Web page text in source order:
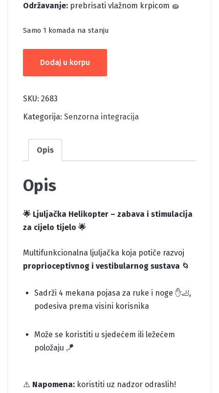
Održavanje: prebrisati vlažnom krpicom 🧽
Samo 1 komada na stanju
LJULJAČKA
Dodaj u korpu
SKU: 2683
Kategorija: Senzorna integracija
Opis
Opis
🌟 Ljuljačka Helikopter – zabava i stimulacija
za cijelo tijelo 🌟
Multifunkcionalna ljuljačka koja potiče razvoj
proprioceptivnog i vestibularnog sustava 🌀
Sadrži 4 mekana pojasa za ruke i noge ✋🦶,
podesiva prema visini korisnika
Može se koristiti u sjedećem ili ležećem
položaju 🪁
⚠️ Napomena: koristiti uz nadzor odraslih!